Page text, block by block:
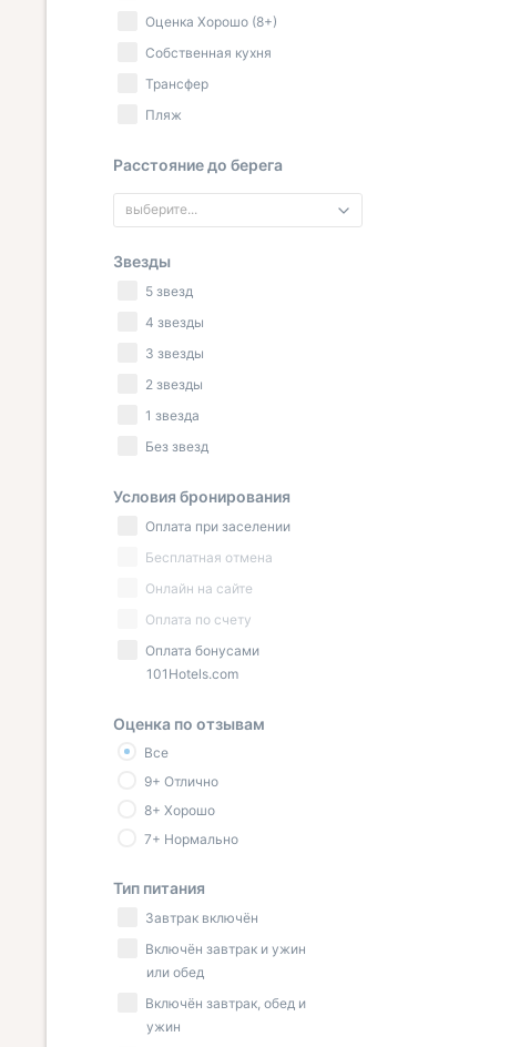
Оценка Хорошо (8+)
Собственная кухня
Трансфер
Пляж
Расстояние до берега
выберите...
Звезды
5 звезд
4 звезды
3 звезды
2 звезды
1 звезда
Без звезд
Условия бронирования
Оплата при заселении
Бесплатная отмена
Онлайн на сайте
Оплата по счету
Оплата бонусами
101Hotels.com
Оценка по отзывам
Все
9+ Отлично
8+ Хорошо
7+ Нормально
Тип питания
Завтрак включён
Включён завтрак и ужин
или обед
Включён завтрак, обед и
ужин